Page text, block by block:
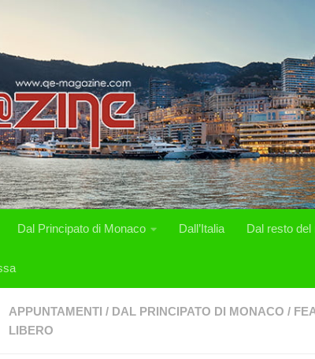
Dal Principato di Monaco Dall’Italia Dal resto del
APPUNTAMENTI / DAL PRINCIPATO DI MONACO /
LIBERO